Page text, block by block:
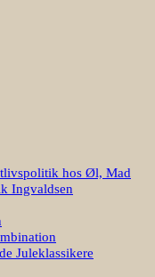
hos Øl, Mad
Ingvaldsen
Juleklassikere